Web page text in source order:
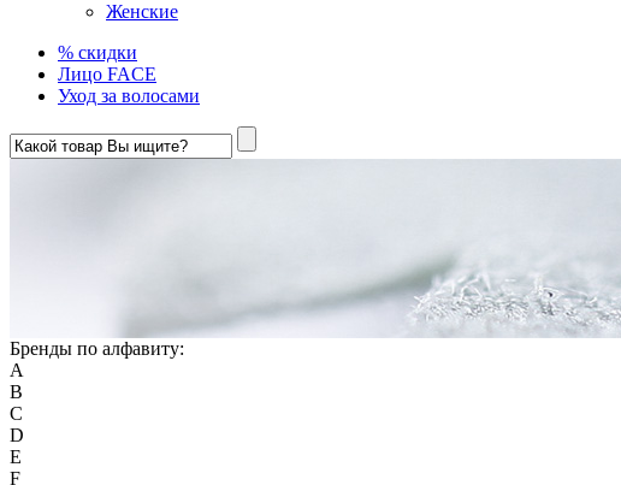
Женские
% скидки
Лицо FACE
Уход за волосами
Бренды по алфавиту:
A
B
C
D
E
F